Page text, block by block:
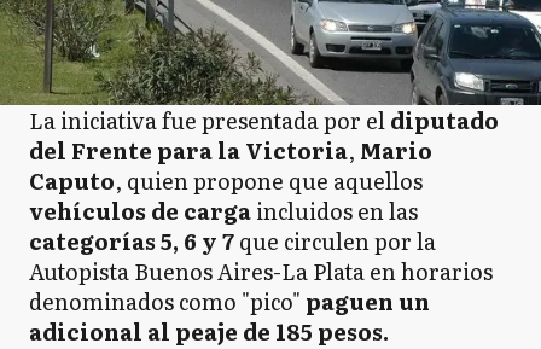
La iniciativa fue presentada por eldiputado
del Frente para la Victoria, Mario
Caputo, quien propone que aquellos
vehículos de cargaincluidos en las
categorías 5, 6 y 7que circulen por la
Autopista Buenos Aires-La Plata en horarios
denominados como "pico" paguen un
adicional al peaje de 185 pesos.